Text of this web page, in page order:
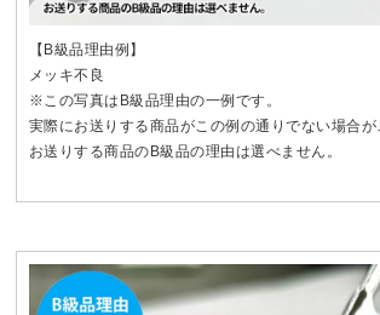
【B級品理由例】
メッキ不良
※この写真はB級品理由の一例です。
実際にお送りする商品がこの例の通りでない場合が
お送りする商品のB級品の理由は選べません。